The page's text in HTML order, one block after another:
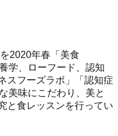
2020年春「美食
学、ローフード、認知
スフーズラボ」「認知症
美味にこだわり、美と
と食レッスンを行ってい